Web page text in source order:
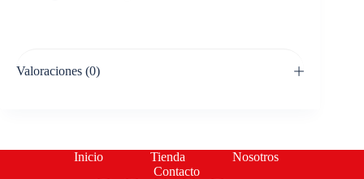
Valoraciones (0)
Inicio Tienda
Nosotros
Contacto